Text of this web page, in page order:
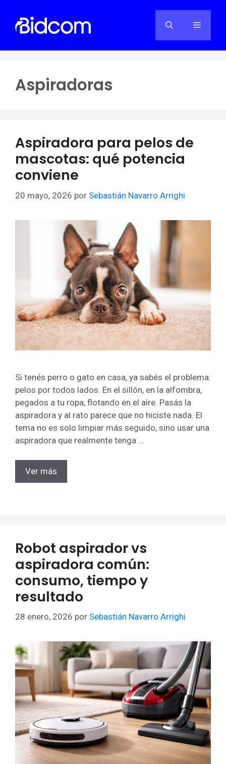
contenido
Menú
Aspiradoras
Aspiradora para pelos de
mascotas: qué potencia
conviene
20 mayo, 2026 por Sebastián Navarro Arrighi
Si tenés perro o gato en casa, ya sabés el problema:
pelos por todos lados. En el sillón, en la alfombra,
pegados a tu ropa, flotando en el aire. Pasás la
aspiradora y al rato parece que no hiciste nada. El
tema no es solo limpiar más seguido, sino usar una
aspiradora que realmente tenga …
Ver más
Robot aspirador vs
aspiradora común:
consumo, tiempo y
resultado
28 enero, 2026 por Sebastián Navarro Arrighi